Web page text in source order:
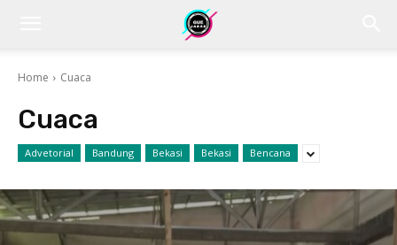
Home Cuaca
Cuaca
Advetorial Bandung Bekasi Bekasi Bencana